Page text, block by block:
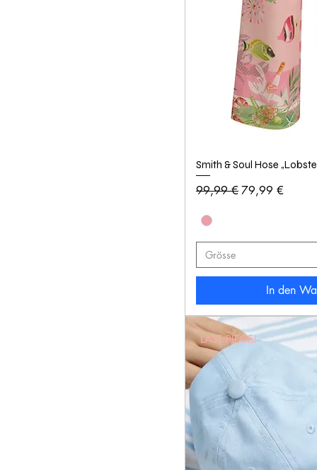
Smith & Soul Hose
Standardpreis
99,99 €Sale-Preis
79,99 €
Grösse
In den
LAST PIECE!